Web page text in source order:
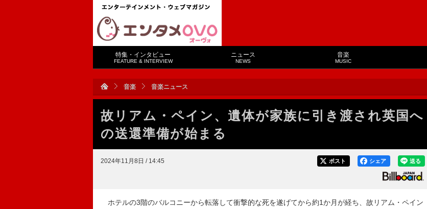
特集・インタビュー
FEATURE & INTERVIEW
ニュース
NEWS
音楽
MUSIC
音楽 音楽ニュース
故リアム・ペイン、遺体が家族に引き渡され英国へ
の送還準備が始まる
2024年11月8日 / 14:45 送る
シェア
ポスト
ホテルの3階のバルコニーから転落して衝撃的な死を遂げてから約1か月が経ち、故リアム・ペイン